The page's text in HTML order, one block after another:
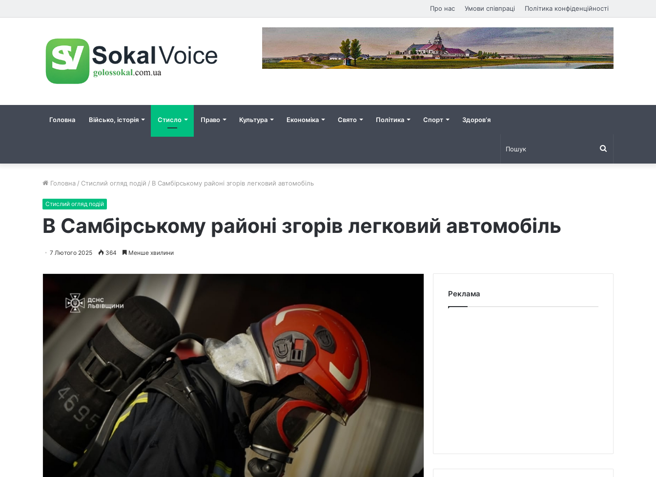
Про нас Умови співпраці Політика конфіденційності
Головна Військо, історія Стисло Право Культура Економіка Свято Політика Спорт Здоров’я
Головна / Стислий огляд подій / В Самбірському районі згорів легковий автомобіль
Стислий огляд подій
В Самбірському районі згорів легковий автомобіль
7 Лютого 2025 364 Менше хвилини
Реклама